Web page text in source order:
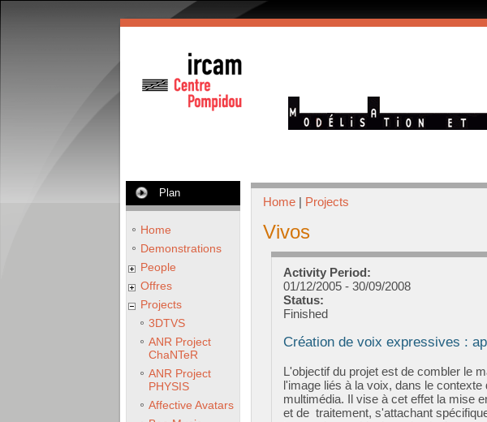
Plan
Home
Demonstrations
People
Offres
Projects
3DTVS
ANR Project
ChaNTeR
ANR Project
PHYSIS
Affective Avatars
Home| Projects
Vivos
Activity Period:
01/12/2005- 30/09/2008
Status:
Finished
Création de voix expressives :
L'objectif du projet est de combler le
l'image liés à la voix, dans le
multimédia. Il vise à cet effet la mise
et de traitement, s'attachant